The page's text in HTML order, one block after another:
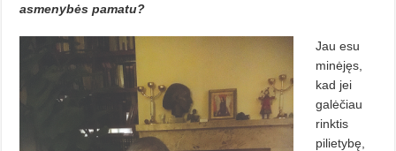
asmenybės pamatu?
Jau esu
minėjęs,
kad jei
galėčiau
rinktis
pilietybę,